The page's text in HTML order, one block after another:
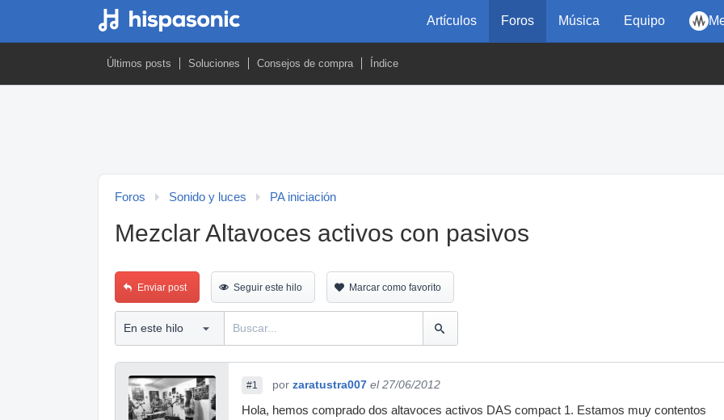
Artículos Foros Música Equipo
Últimos posts Soluciones Consejos de compra Índice
Foros Sonido y luces PA iniciación
Mezclar Altavoces activos con pasivos
Enviar post Seguir este hilo Marcar como favorito
#1 por zaratustra007 el 27/06/2012
Hola, hemos comprado dos altavoces activos DAS compact 1. Estamos muy contentos